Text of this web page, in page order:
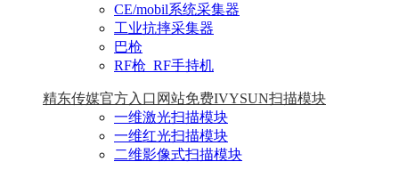
CE/mobil系统采集器
工业抗摔采集器
巴枪
RF枪_RF手持机
精东传媒官方入口网站免费IVYSUN扫描模块
一维激光扫描模块
一维红光扫描模块
二维影像式扫描模块